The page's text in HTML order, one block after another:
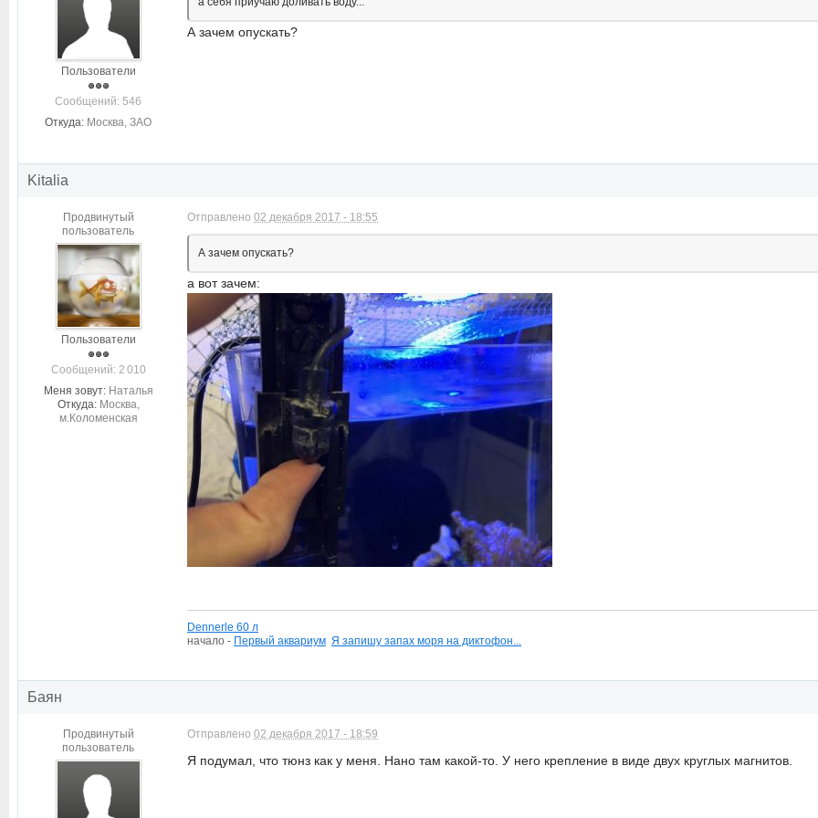
Пользователи
Cообщений: 546
Откуда: Москва, ЗАО
А зачем опускать?
Kitalia
Продвинутый
пользователь
Пользователи
Cообщений: 2 010
Меня зовут: Наталья
Откуда: Москва,
м.Коломенская
Отправлено 02 декабря 2017 - 18:55
А зачем опускать?
а вот зачем:
Dennerle 60 л
начало - Первый аквариум Я запишу запах моря на диктофон...
Баян
Продвинутый
пользователь
Отправлено 02 декабря 2017 - 18:59
Я подумал, что тюнз как у меня. Нано там какой-то. У него крепление в виде двух круглых магнитов.